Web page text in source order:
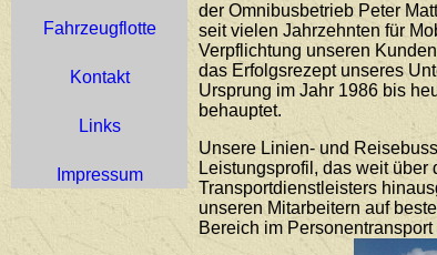
Fahrzeugflotte
Kontakt
Links
Impressum
der Omnibusbetrieb Peter
seit vielen Jahrzehnten für
Verpflichtung unseren
das Erfolgsrezept unseres
Ursprung im Jahr 1986 bis
behauptet.
Unsere Linien- und
Leistungsprofil, das weit
Transportdienstleisters
unseren Mitarbeitern auf
Bereich im Personentransport